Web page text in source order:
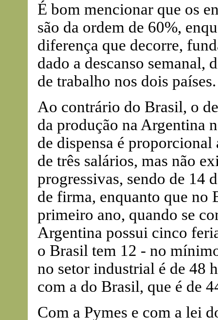
É bom mencionar que os
são da ordem de 60%,
diferença que decorre,
dado a descanso semanal,
de trabalho nos dois países.
Ao contrário do Brasil, o
da produção na Argentina
de dispensa é
de três salários, mas não
progressivas, sendo de 14
de firma, enquanto que no
primeiro ano, quando se
Argentina possui cinco
o Brasil tem 12 - no
no setor industrial é de 48
com a do Brasil, que é de
Com a Pymes e com a lei